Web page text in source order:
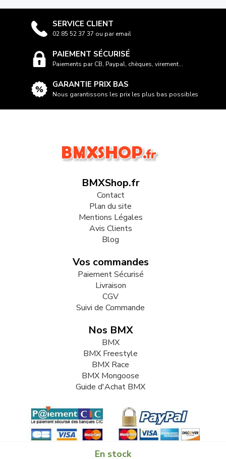
En stock
SERVICE CLIENT
02 85 52 37 37 ou par email
PAIEMENT SÉCURISÉ
Paiements par CB, Paypal, chèques, virement...
GARANTIE PRIX BAS
Nous garantissons les prix les plus bas possibles
BMXShop.fr
Contact
Plan du site
Mentions Légales
Avis Clients
Blog
Vos commandes
Paiement Sécurisé
Livraison
CGV
Suivi de Commande
Nos BMX
BMX
BMX Freestyle
BMX Race
BMX Mongoose
Guide d'Achat BMX